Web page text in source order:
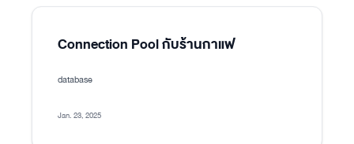
Connection Pool กับร้านกาแฟ
database
Jan. 23, 2025